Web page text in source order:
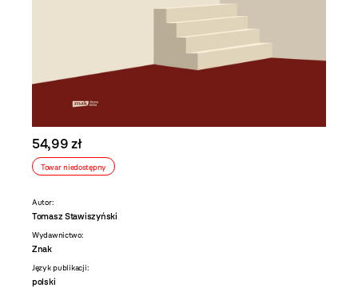
54,99 zł
Towar niedostępny
Autor:
Tomasz Stawiszyński
Wydawnictwo:
Znak
Język publikacji:
polski